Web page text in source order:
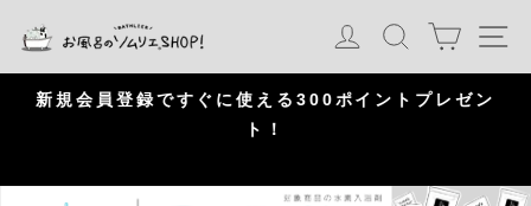
ログイン
検索 カート
P
新規会員登録ですぐに使える300ポイントプレゼン
ト！